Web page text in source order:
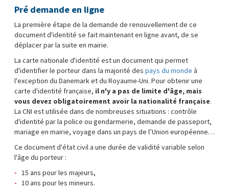
Pré demande en ligne
La première étape de la demande de renouvellement de ce
document d'identité se fait maintenant en ligne avant, de se
déplacer par la suite en mairie.
La carte nationale d'identité est un document qui permet
d'identifier le porteur dans la majorité des pays du monde à
l'exception du Danemark et du Royaume-Uni. Pour obtenir une
carte d'identité française, il n'y a pas de limite d'âge, mais
vous devez obligatoirement avoir la nationalité française.
La CNI est utilisée dans de nombreuses situations : contrôle
d'identité par la police ou gendarmerie, demande de passeport,
mariage en mairie, voyage dans un pays de l’Union européenne…
Ce document d'état civil a une durée de validité variable selon
l'âge du porteur :
15 ans pour les majeurs,
10 ans pour les mineurs.